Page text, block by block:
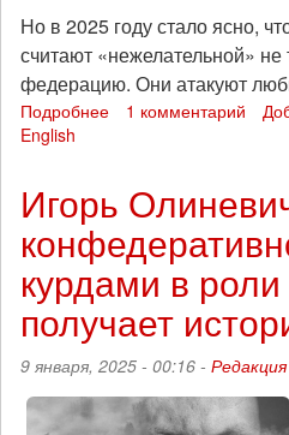
Но в 2025 году стало ясно,
считают «нежелательной»
федерацию. Они атакуют
Подробнее
любые
АЧК
«нежелательной
организацией»
1 комментарий
English
Игорь
курдами в
получает
9 января, 2025 - 00:16 - Редакция